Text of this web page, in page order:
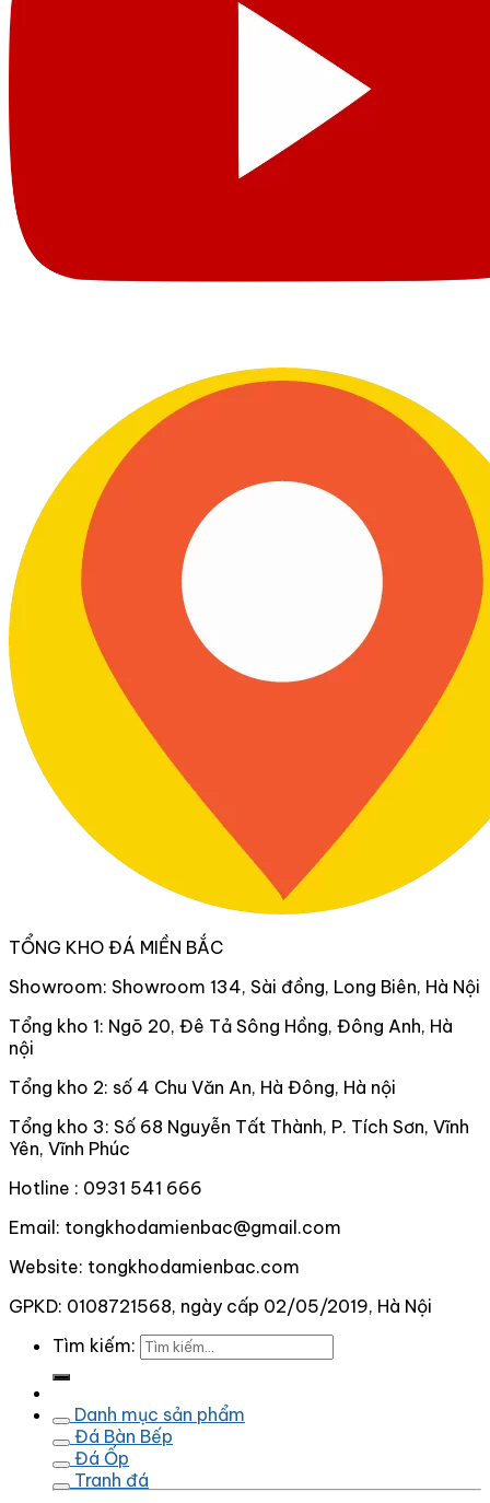
TỔNG KHO ĐÁ MIỀN BẮC
Showroom: Showroom 134, Sài đồng, Long Biên, Hà Nội
Tổng kho 1: Ngõ 20, Đê Tả Sông Hồng, Đông Anh, Hà
nội
Tổng kho 2: số 4 Chu Văn An, Hà Đông, Hà nội
Tổng kho 3: Số 68 Nguyễn Tất Thành, P. Tích Sơn, Vĩnh
Yên, Vĩnh Phúc
Hotline : 0931 541 666
Email: tongkhodamienbac@gmail.com
Website: tongkhodamienbac.com
GPKD: 0108721568, ngày cấp 02/05/2019, Hà Nội
Tìm kiếm:
Danh mục sản phẩm
Đá Bàn Bếp
Đá Ốp
Tranh đá